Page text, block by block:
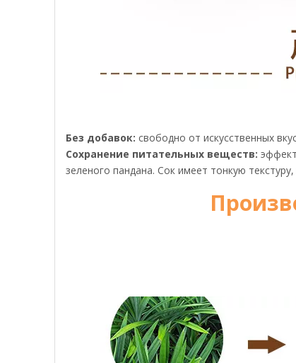
Без добавок: свободно от искусственных
Сохранение питательных веществ:
зеленого пандана. Сок имеет тонкую